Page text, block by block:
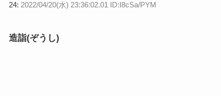
24: 2022/04/20(水) 23:36:02.01 ID:I8cSa/PYM
造詣(ぞうし)